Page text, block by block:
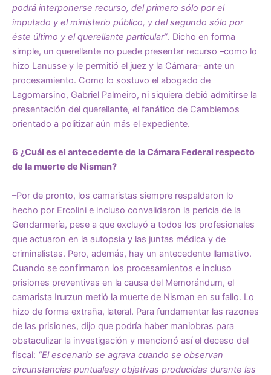
podrá interponerse recurso, del primero sólo por el
imputado y el ministerio público, y del segundo sólo por
éste último y el querellante particular”. Dicho en forma
simple, un querellante no puede presentar recurso –como lo
hizo Lanusse y le permitió el juez y la Cámara– ante un
procesamiento. Como lo sostuvo el abogado de
Lagomarsino, Gabriel Palmeiro, ni siquiera debió admitirse la
presentación del querellante, el fanático de Cambiemos
orientado a politizar aún más el expediente.
6 ¿Cuál es el antecedente de la Cámara Federal respecto
de la muerte de Nisman?
–Por de pronto, los camaristas siempre respaldaron lo
hecho por Ercolini e incluso convalidaron la pericia de la
Gendarmería, pese a que excluyó a todos los profesionales
que actuaron en la autopsia y las juntas médica y de
criminalistas. Pero, además, hay un antecedente llamativo.
Cuando se confirmaron los procesamientos e incluso
prisiones preventivas en la causa del Memorándum, el
camarista Irurzun metió la muerte de Nisman en su fallo. Lo
hizo de forma extraña, lateral. Para fundamentar las razones
de las prisiones, dijo que podría haber maniobras para
obstaculizar la investigación y mencionó así el deceso del
fiscal: “El escenario se agrava cuando se observan
circunstancias puntualesy objetivas producidas durante las